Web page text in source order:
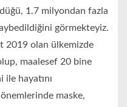
1.7 milyondan fazla
görmekteyiz.
2019 olan ülkemizde
maalesef 20 bine
hayatını
maske,